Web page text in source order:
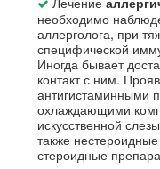
необходимо
аллерголога, при
специфической
Иногда бывает
контакт с ним.
антигистаминными
охлаждающими
искусственной
также
стероидные